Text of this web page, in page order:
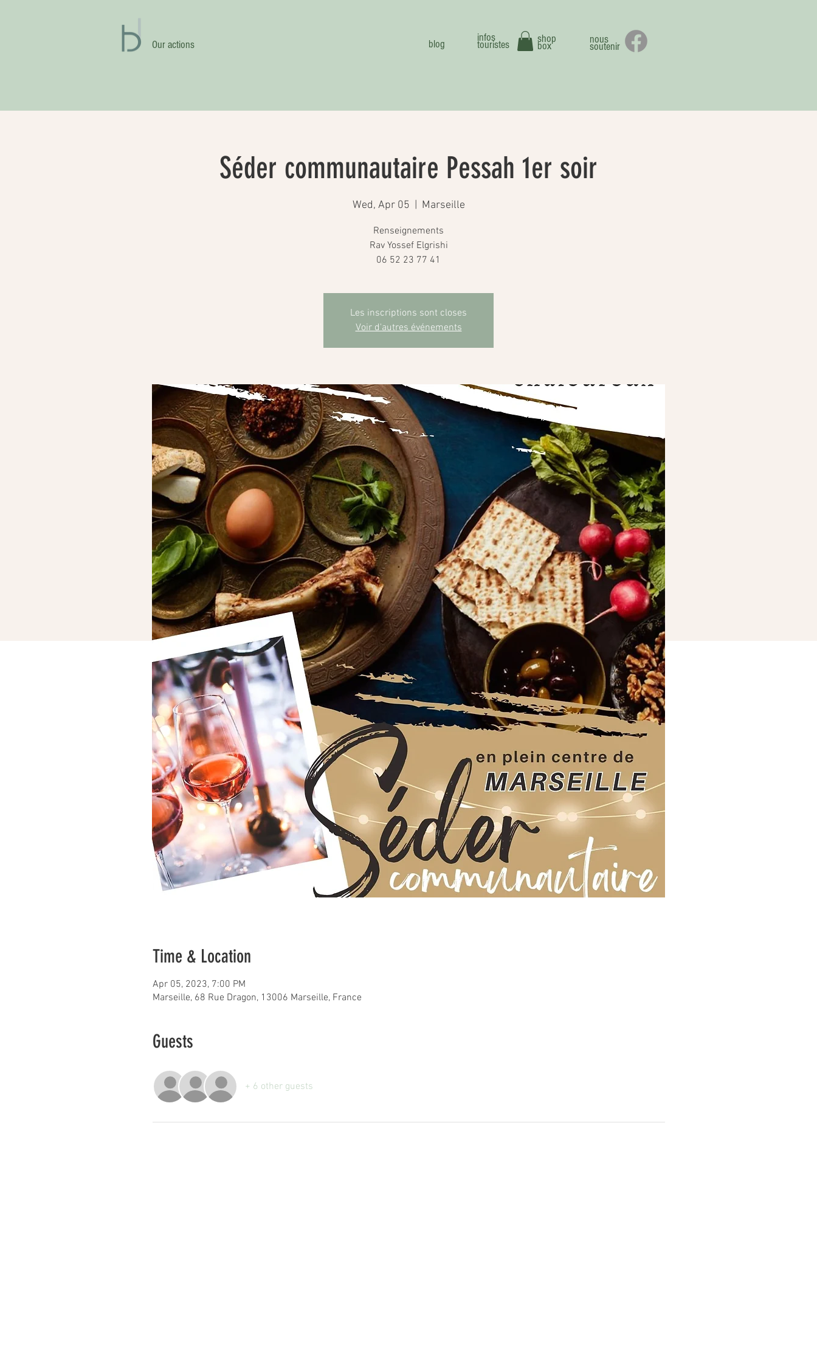
Our actions blog
infos
touristes shop
box
nous
soutenir
Séder communautaire Pessah 1er soir
Wed, Apr 05 Marseille
Renseignements
Rav Yossef Elgrishi
06 52 23 77 41
Les inscriptions sont closes
Voir d'autres événements
Time & Location
Apr 05, 2023, 7:00 PM
Marseille, 68 Rue Dragon, 13006 Marseille, France
Guests
+ 6 other guests